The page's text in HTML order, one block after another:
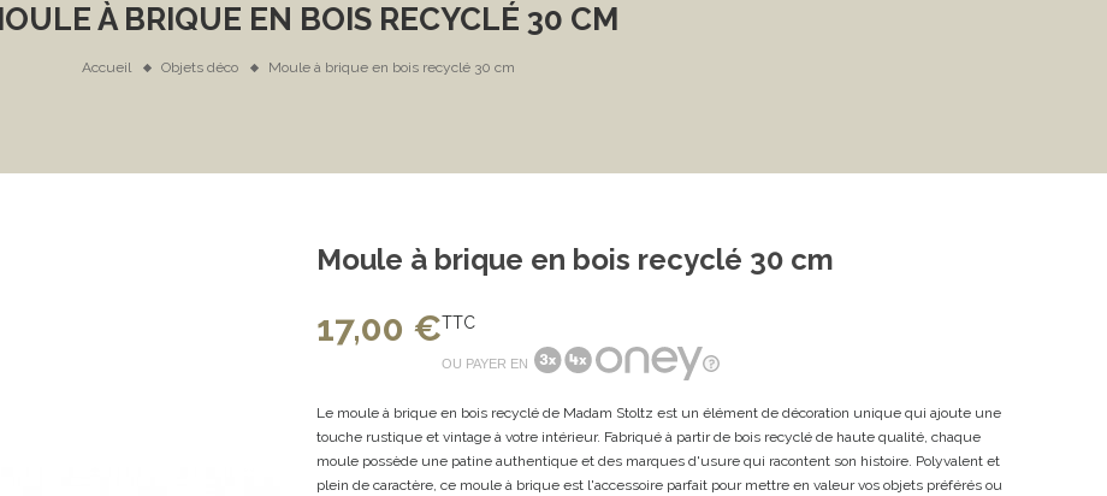
À BRIQUE EN BOIS RECYCLÉ 30 CM
Accueil Objets déco Moule à brique en bois recyclé 30 cm
Moule à brique en bois recyclé 30 cm
17,00 €TTC
OU PAYER EN
Le moule à brique en bois recyclé de Madam Stoltz est un élément de décoration unique qui ajoute une
touche rustique et vintage à votre intérieur. Fabriqué à partir de bois recyclé de haute qualité, chaque
moule possède une patine authentique et des marques d'usure qui racontent son histoire. Polyvalent et
plein de caractère, ce moule à brique est l'accessoire parfait pour mettre en valeur vos objets préférés ou